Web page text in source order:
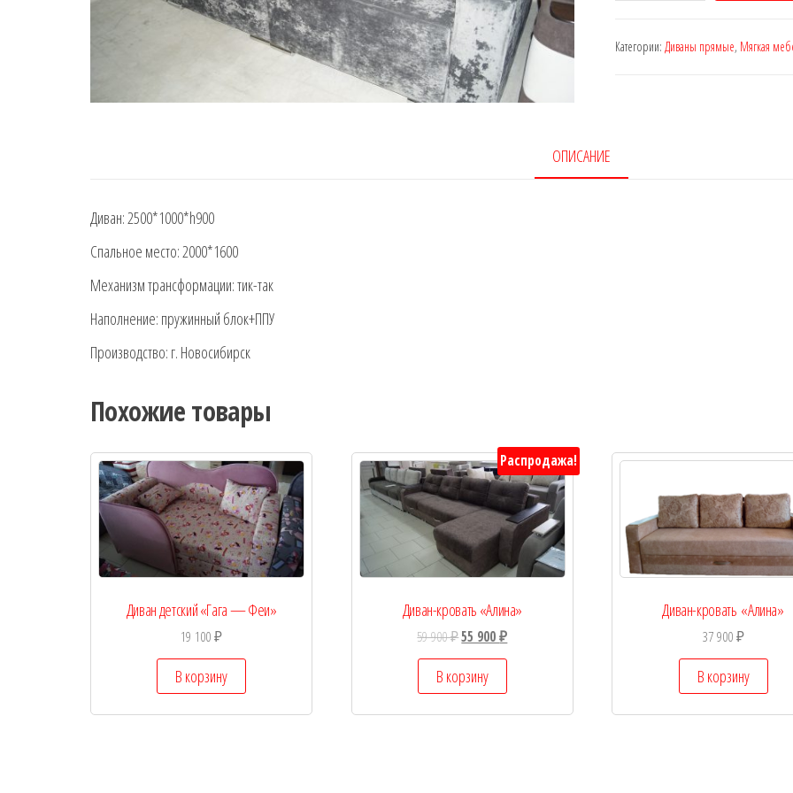
"Босс"
Категории: Диваны прямые, Мягкая
ОПИСАНИЕ
Диван: 2500*1000*h900
Спальное место: 2000*1600
Механизм трансформации: тик-так
Наполнение: пружинный блок+ППУ
Производство: г. Новосибирск
Похожие товары
Диван детский «Гага — Феи»
19 100₽
В корзину
Распродажа!
Диван-кровать «Алина»
59 900₽55 900₽
В корзину
Диван-кровать «Алина»
37 900₽
В корзину